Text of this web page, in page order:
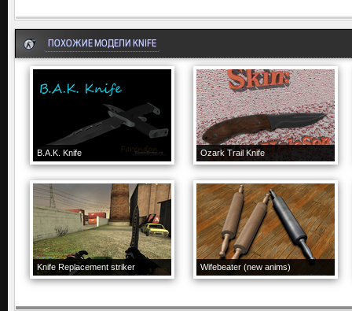
ПОХОЖИЕ МОДЕЛИ KNIFE
B.A.K. Knife Ozark Trail Knife
Knife Replacement striker Wifebeater (new anims)